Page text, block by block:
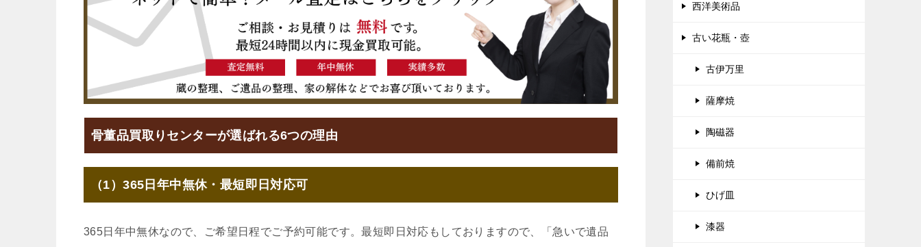
骨董品買取りセンターが選ばれる6つの理由
（1）365日年中無休・最短即日対応可
365日年中無休なので、ご希望日程でご予約可能です。最短即日対応もしておりますので、「急いで遺品
西洋美術品
古い花瓶・壺
古伊万里
薩摩焼
陶磁器
備前焼
ひげ皿
漆器